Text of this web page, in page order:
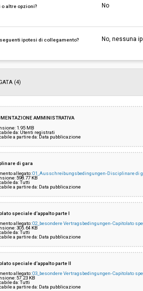
o altre opzioni? No
ipotesi di collegamento? No, nessuna
(4)
AMMINISTRATIVA
1.95 MB
da: Utenti registrati
a partire da: Data pubblicazione
di gara
allegato:01_Ausschreibungsbedingungen-Disciplinare di
598.77 KB
da: Tutti
a partire da: Data pubblicazione
speciale d’appalto parte I
allegato:02_besondere Vertragsbedingungen-Capitolato
305.64 KB
da: Tutti
a partire da: Data pubblicazione
speciale d’appalto parte II
allegato:03_besondere Vertragsbedingungen-Capitolato
57.23 KB
da: Tutti
a partire da: Data pubblicazione